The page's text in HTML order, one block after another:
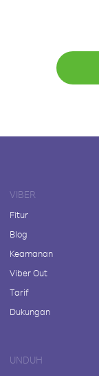
VIBER
Fitur
Blog
Keamanan
Viber Out
Tarif
Dukungan
UNDUH